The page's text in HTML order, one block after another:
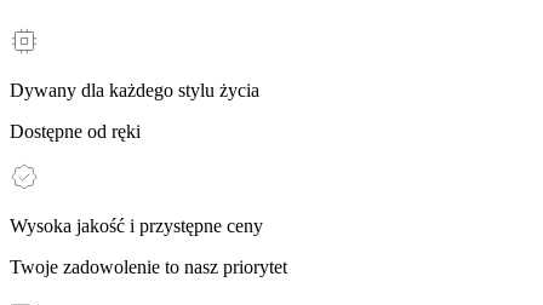
Dywany dla każdego stylu życia
Dostępne od ręki
Wysoka jakość i przystępne ceny
Twoje zadowolenie to nasz priorytet